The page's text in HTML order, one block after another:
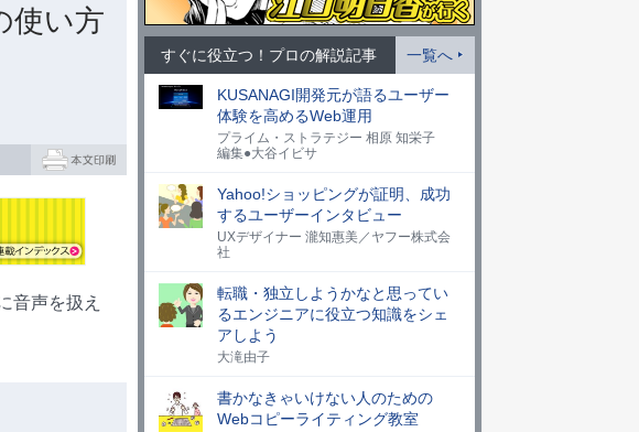
使い方
音声を扱え
すぐに役立つ！プロの解説記事 一覧へ
KUSANAGI開発元が語るユーザー
体験を高めるWeb運用
プライム・ストラテジー 相原 知栄子
編集●大谷イビサ
Yahoo!ショッピングが証明、成功
するユーザーインタビュー
UXデザイナー 瀧知惠美／ヤフー株式会
社
転職・独立しようかなと思ってい
るエンジニアに役立つ知識をシェ
アしよう
大滝由子
書かなきゃいけない人のための
Webコピーライティング教室